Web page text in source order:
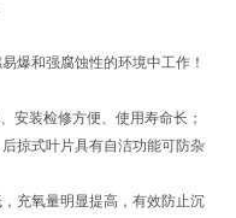
爆和强腐蚀性的环境中工作！
安装检修方便、使用寿命长；
掠式叶片具有自洁功能可防杂
充氧量明显提高，有效防止沉